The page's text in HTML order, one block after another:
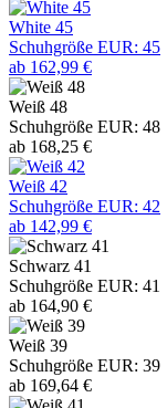
White 45
Schuhgröße EUR: 45
ab 162,99 €
Weiß 48
Schuhgröße EUR: 48
ab 168,25 €
Weiß 42
Schuhgröße EUR: 42
ab 142,99 €
Schwarz 41
Schuhgröße EUR: 41
ab 164,90 €
Weiß 39
Schuhgröße EUR: 39
ab 169,64 €